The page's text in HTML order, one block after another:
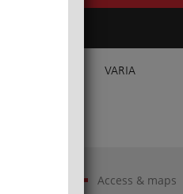
VARIA
Access & maps